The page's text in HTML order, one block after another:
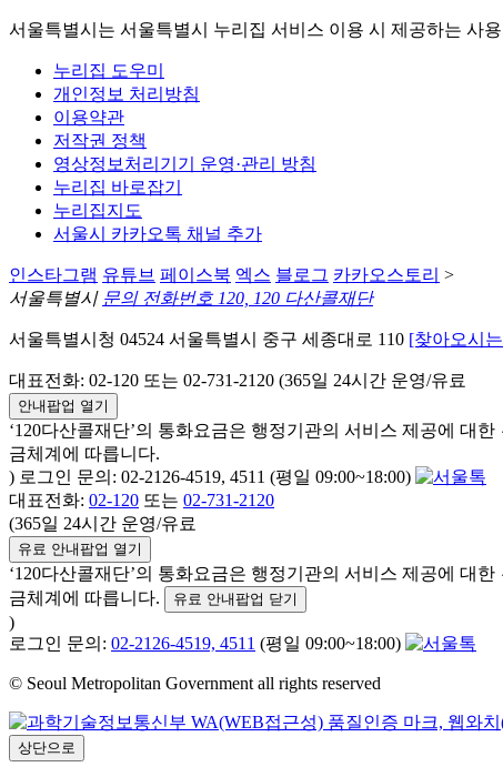
서울특별시는 서울특별시 누리집 서비스 이용 시 제공하는 사
누리집 도우미
개인정보 처리방침
이용약관
저작권 정책
영상정보처리기기 운영·관리 방침
누리집 바로잡기
누리집지도
서울시 카카오톡 채널 추가
인스타그램 유튜브 페이스북 엑스 블로그 카카오스토리 >
서울특별시 문의 전화번호 120, 120 다산콜재단
서울특별시청 04524 서울특별시 중구 세종대로 110 [찾아오시
대표전화: 02-120 또는 02-731-2120 (365일 24시간 운영/유료
안내팝업 열기
‘120다산콜재단’의 통화요금은 행정기관의 서비스 제공에 대한
금체계에 따릅니다.
) 로그인 문의: 02-2126-4519, 4511 (평일 09:00~18:00)
대표전화: 02-120 또는 02-731-2120
(365일 24시간 운영/유료
유료 안내팝업 열기
‘120다산콜재단’의 통화요금은 행정기관의 서비스 제공에 대한
금체계에 따릅니다.
유료 안내팝업 닫기
)
로그인 문의: 02-2126-4519, 4511 (평일 09:00~18:00)
© Seoul Metropolitan Government all rights reserved
상단으로